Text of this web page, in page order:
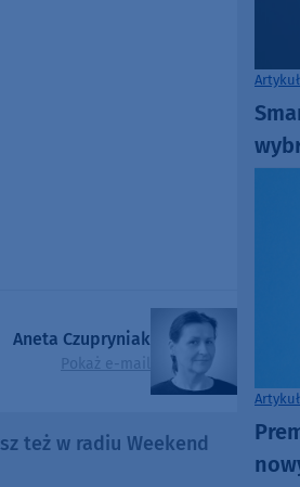
Aneta Czupryniak
Pokaż e-mail
też w radiu Weekend